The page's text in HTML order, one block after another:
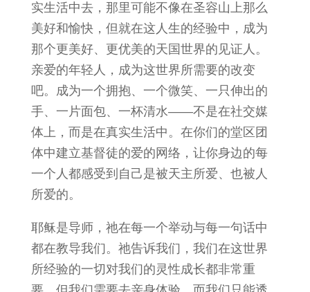
实生活中去，那里可能不像在圣容山上那么
美好和愉快，但就在这人生的经验中，成为
那个更美好、更优美的天国世界的见证人。
亲爱的年轻人，成为这世界所需要的改变
吧。成为一个拥抱、一个微笑、一只伸出的
手、一片面包、一杯清水——不是在社交媒
体上，而是在真实生活中。在你们的堂区团
体中建立基督徒的爱的网络，让你身边的每
一个人都感受到自己是被天主所爱、也被人
所爱的。
耶稣是导师，祂在每一个举动与每一句话中
都在教导我们。祂告诉我们，我们在这世界
所经验的一切对我们的灵性成长都非常重